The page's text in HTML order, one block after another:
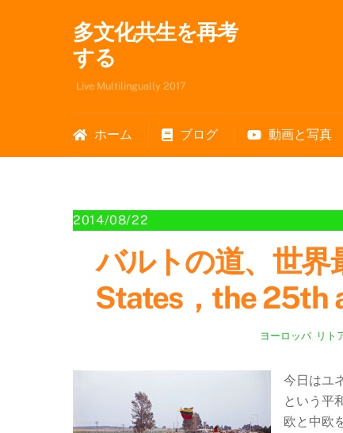
多文化共生を再考
する
Live Multilingually 2017
ホーム ブログ 動画と写真
2014/08/22
バルトの道、世
States，the 25th
ヨーロッパ リト
今日はユ
という平
欧と中欧